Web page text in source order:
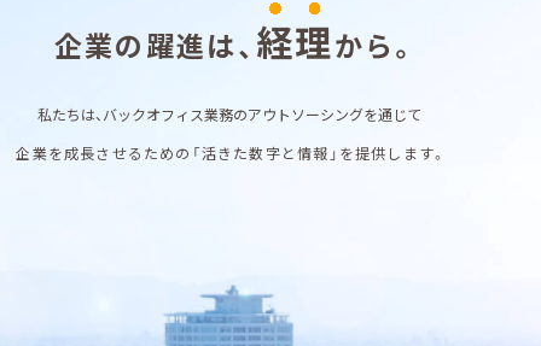
企業の躍進は、 経理から。
私たちは、バックオフィス業務のアウ トソーシングを通 じて
企業を成長さ せる ための 「活き た数 字と情報 」 を提供 し ます。